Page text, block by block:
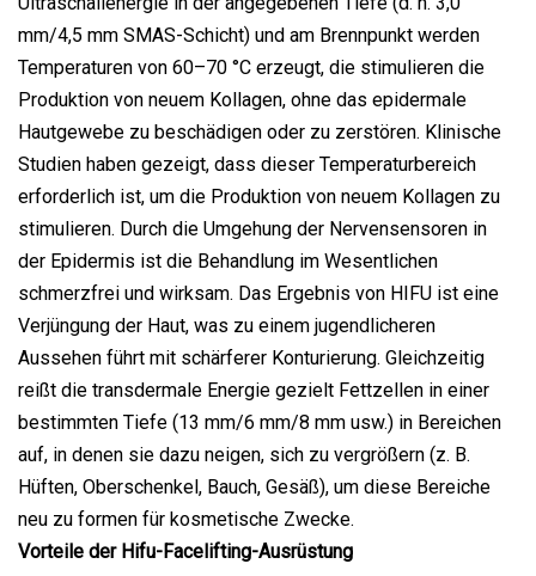
mm/4,5 mm SMAS-Schicht) und am Brennpunkt werden
Temperaturen von 60–70 °C erzeugt, die stimulieren die
Produktion von neuem Kollagen, ohne das epidermale
Hautgewebe zu beschädigen oder zu zerstören. Klinische
Studien haben gezeigt, dass dieser Temperaturbereich
erforderlich ist, um die Produktion von neuem Kollagen zu
stimulieren. Durch die Umgehung der Nervensensoren in
der Epidermis ist die Behandlung im Wesentlichen
schmerzfrei und wirksam. Das Ergebnis von HIFU ist eine
Verjüngung der Haut, was zu einem jugendlicheren
Aussehen führt mit schärferer Konturierung. Gleichzeitig
reißt die transdermale Energie gezielt Fettzellen in einer
bestimmten Tiefe (13 mm/6 mm/8 mm usw.) in Bereichen
auf, in denen sie dazu neigen, sich zu vergrößern (z. B.
Hüften, Oberschenkel, Bauch, Gesäß), um diese Bereiche
neu zu formen für kosmetische Zwecke.
Vorteile der Hifu-Facelifting-Ausrüstung